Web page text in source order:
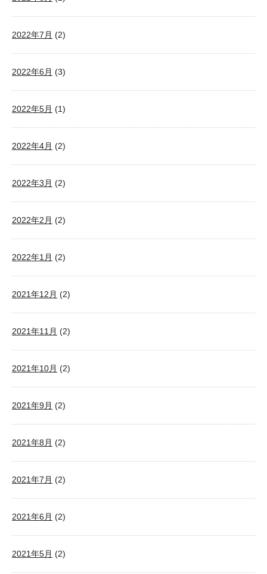
2022年7月 (2)
2022年6月 (3)
2022年5月 (1)
2022年4月 (2)
2022年3月 (2)
2022年2月 (2)
2022年1月 (2)
2021年12月 (2)
2021年11月 (2)
2021年10月 (2)
2021年9月 (2)
2021年8月 (2)
2021年7月 (2)
2021年6月 (2)
2021年5月 (2)